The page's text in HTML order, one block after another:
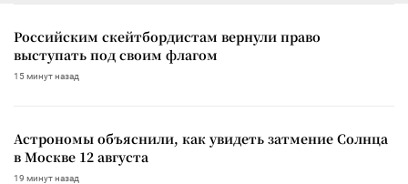
Российским скейтбордистам вернули право
выступать под своим флагом
15 минут назад
Астрономы объяснили, как увидеть затмение Солнца
в Москве 12 августа
19 минут назад